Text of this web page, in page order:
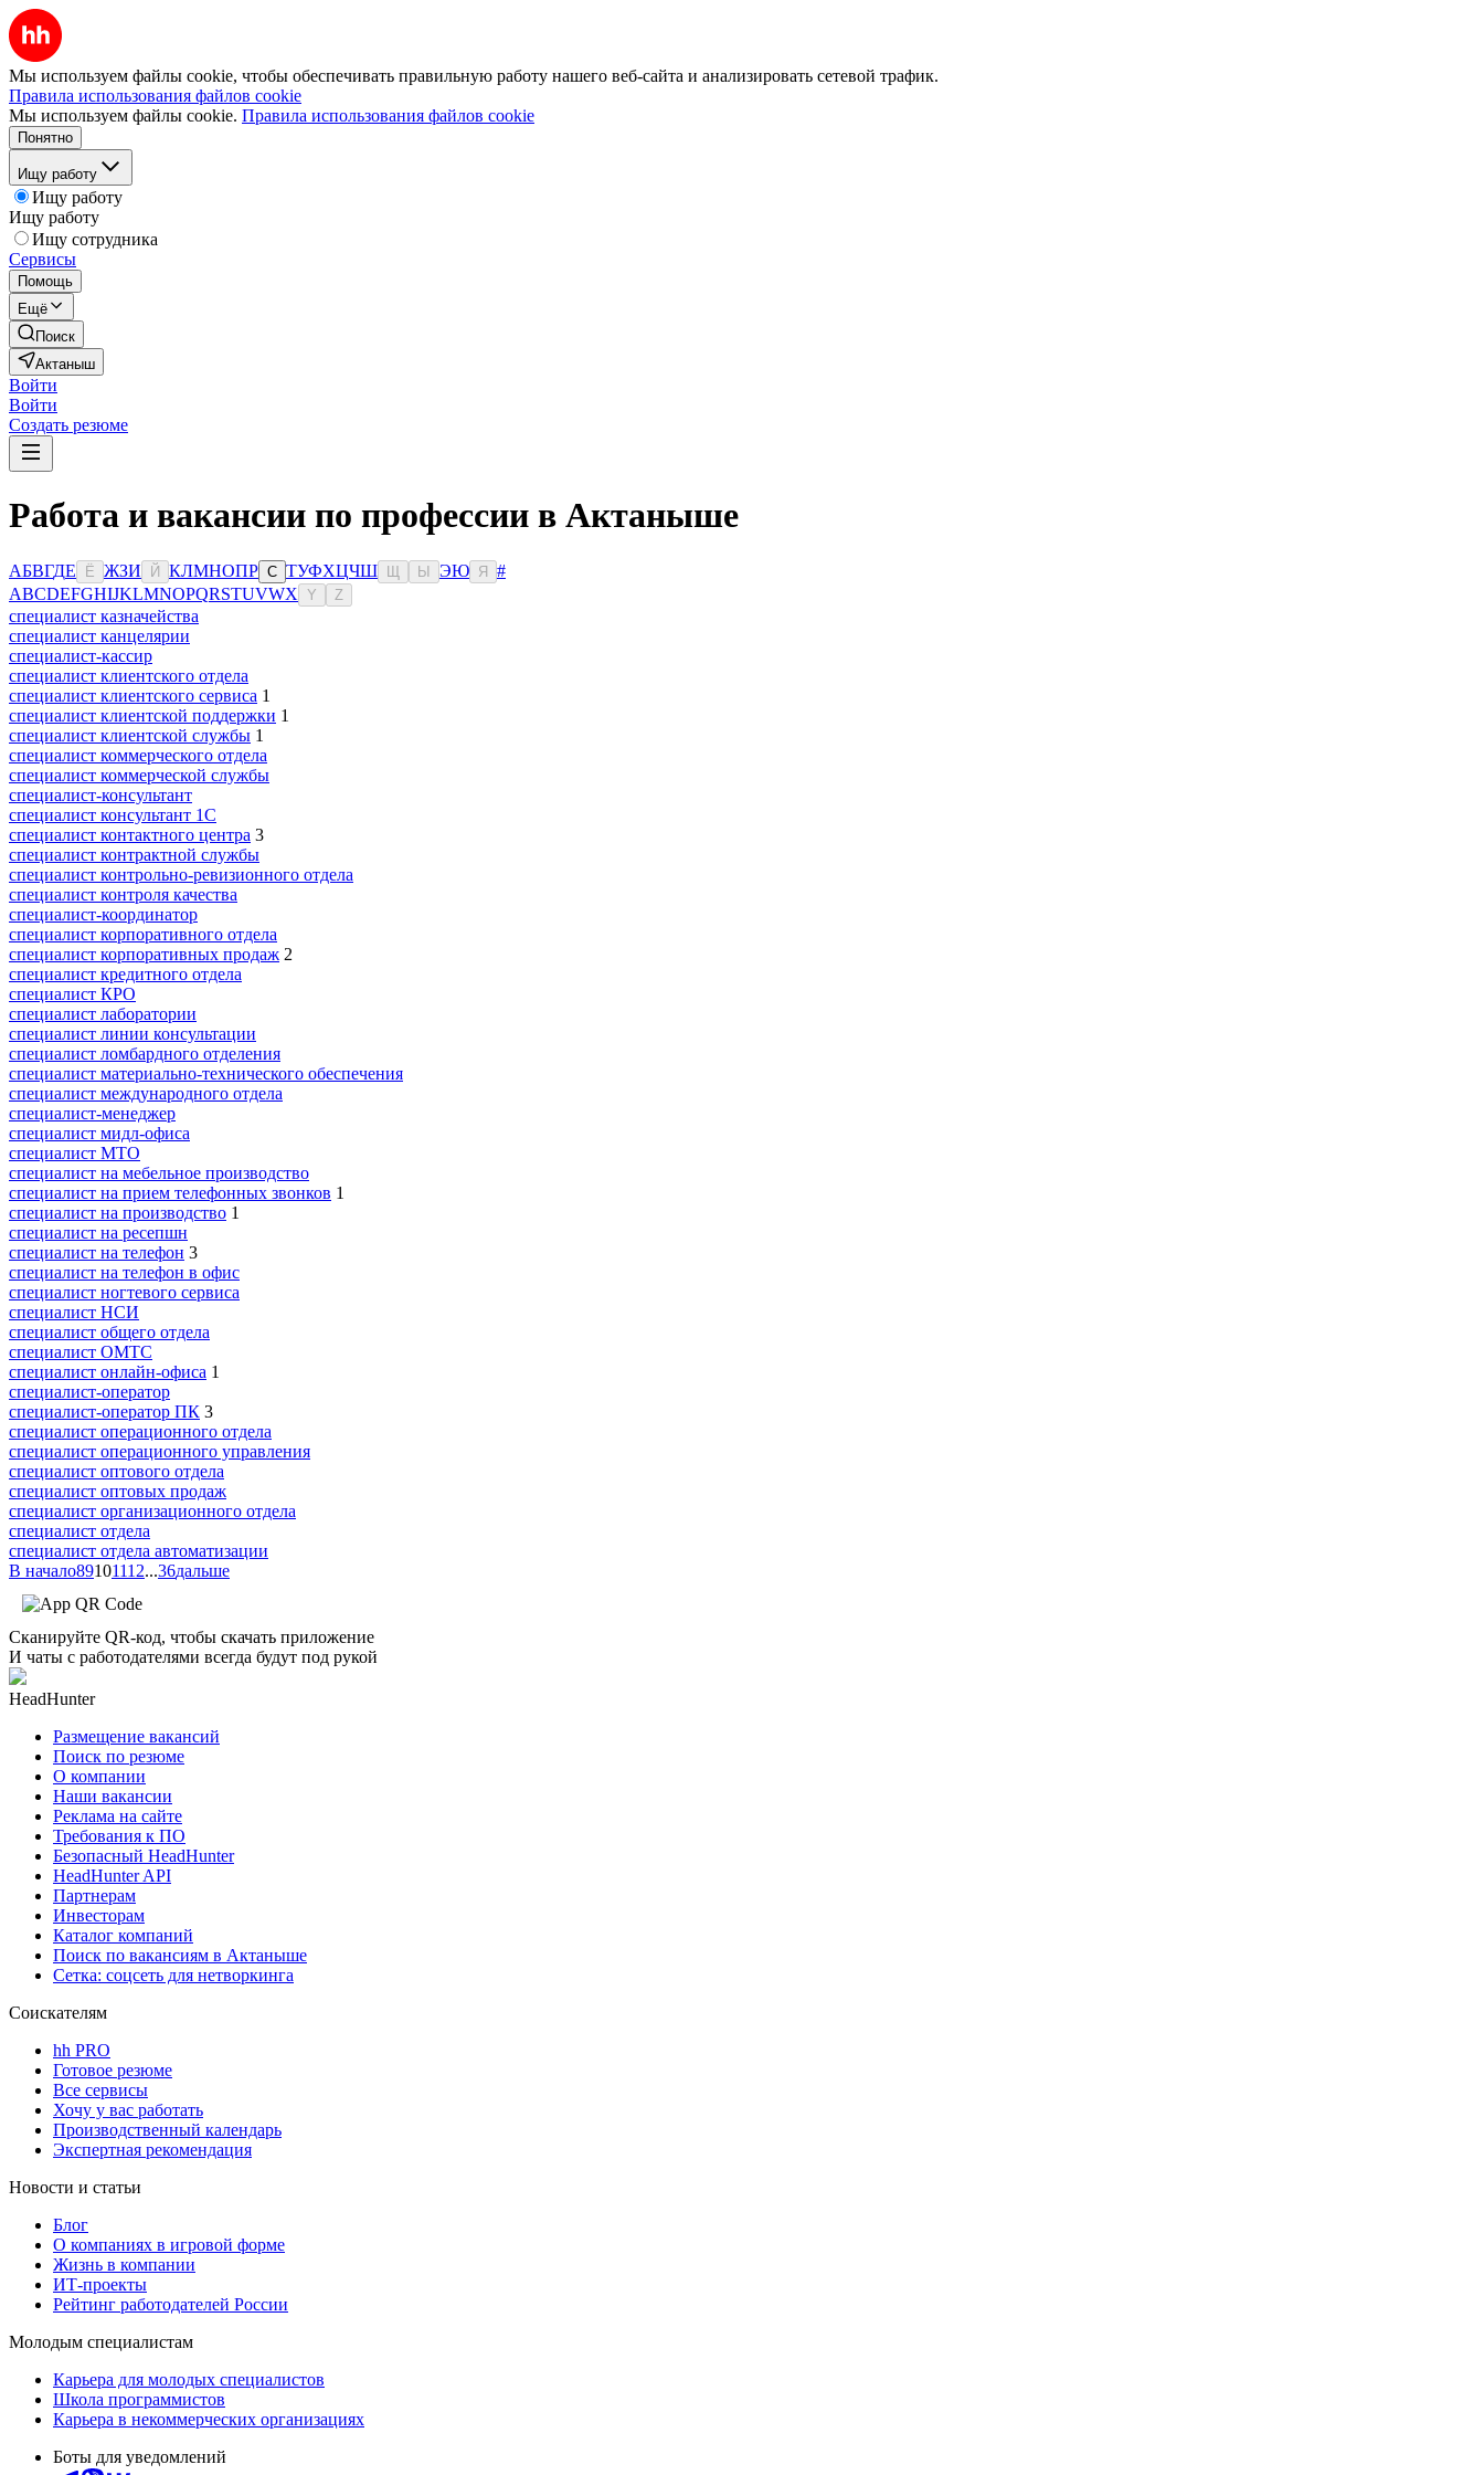
Мы используем файлы cookie, чтобы обеспечивать правильную работу нашего веб-сайта и анализировать сетевой трафик.
Правила использования файлов cookie
Мы используем файлы cookie. Правила использования файлов cookie
Понятно
Ищу работу
Ищу работу
Ищу работу
Ищу сотрудника
Сервисы
Помощь
Ещё
Поиск
Актаныш
Войти
Войти
Создать резюме
Работа и вакансии по профессии в Актаныше
АБВГДЕ Ё ЖЗИ Й КЛМНОПР С ТУФХЦЧШ Ы ЭЮ Я
#
ABCDEFGHIJKLMNOPQRSTUVWX Y Z
специалист казначейства
специалист канцелярии
специалист-кассир
специалист клиентского отдела
специалист клиентского сервиса 1
специалист клиентской поддержки 1
специалист клиентской службы 1
специалист коммерческого отдела
специалист коммерческой службы
специалист-консультант
специалист консультант 1С
специалист контактного центра 3
специалист контрактной службы
специалист контрольно-ревизионного отдела
специалист контроля качества
специалист-координатор
специалист корпоративного отдела
специалист корпоративных продаж 2
специалист кредитного отдела
специалист КРО
специалист лаборатории
специалист линии консультации
специалист ломбардного отделения
специалист материально-технического обеспечения
специалист международного отдела
специалист-менеджер
специалист мидл-офиса
специалист МТО
специалист на мебельное производство
специалист на прием телефонных звонков 1
специалист на производство 1
специалист на ресепшн
специалист на телефон 3
специалист на телефон в офис
специалист ногтевого сервиса
специалист НСИ
специалист общего отдела
специалист ОМТС
специалист онлайн-офиса 1
специалист-оператор
специалист-оператор ПК 3
специалист операционного отдела
специалист операционного управления
специалист оптового отдела
специалист оптовых продаж
специалист организационного отдела
специалист отдела
специалист отдела автоматизации
В начало89101112...36дальше
Сканируйте QR-код, чтобы скачать приложение
И чаты с работодателями всегда будут под рукой
HeadHunter
Размещение вакансий
Поиск по резюме
О компании
Наши вакансии
Реклама на сайте
Требования к ПО
Безопасный HeadHunter
HeadHunter API
Партнерам
Инвесторам
Каталог компаний
Поиск по вакансиям в Актаныше
Сетка: соцсеть для нетворкинга
Соискателям
hh PRO
Готовое резюме
Все сервисы
Хочу у вас работать
Производственный календарь
Экспертная рекомендация
Новости и статьи
Блог
О компаниях в игровой форме
Жизнь в компании
ИТ-проекты
Рейтинг работодателей России
Молодым специалистам
Карьера для молодых специалистов
Школа программистов
Карьера в некоммерческих организациях
Боты для уведомлений